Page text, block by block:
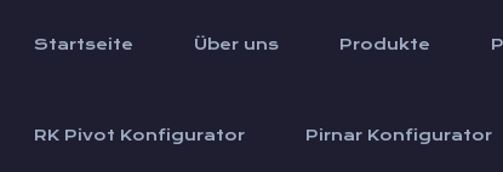
Startseite Über uns Produkte
RK Pivot Konfigurator Pirnar Konfigurator